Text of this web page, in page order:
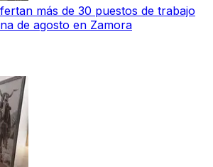
más de 30 puestos de trabajo
de agosto en Zamora